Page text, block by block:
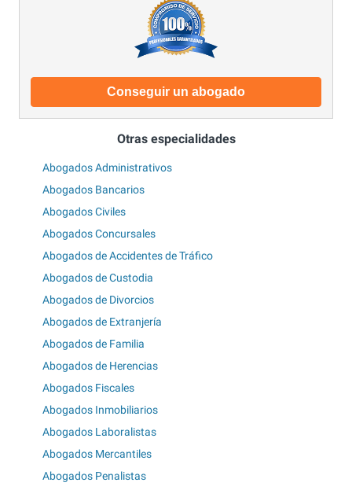
Conseguir un abogado
Otras especialidades
Abogados Administrativos
Abogados Bancarios
Abogados Civiles
Abogados Concursales
Abogados de Accidentes de Tráfico
Abogados de Custodia
Abogados de Divorcios
Abogados de Extranjería
Abogados de Familia
Abogados de Herencias
Abogados Fiscales
Abogados Inmobiliarios
Abogados Laboralistas
Abogados Mercantiles
Abogados Penalistas